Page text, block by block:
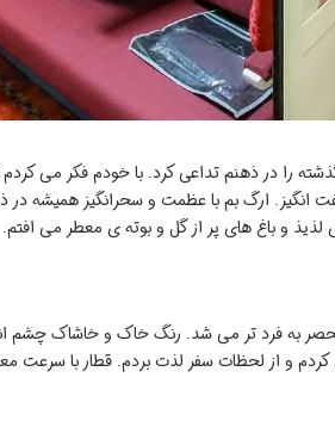
را در ذهنم تداعی کرد. با خودم فکر می
انگیز. ارگ بم با عظمت و سحرانگیز همیشه در
و باغ های پر از گل و بوته ی معطر می افتم.
به فرد تر می شد. رنگ خاک و خاشاک چشم
و از لحظات سفر لذت بردم. قطار با سرعت